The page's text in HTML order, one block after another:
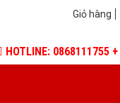
Giỏ hàng
HOTLINE: 0868111755